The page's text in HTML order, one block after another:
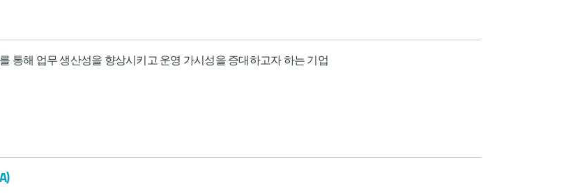
통해 업무 생산성을 향상시키고 운영 가시성을 증대하고자 하는 기업